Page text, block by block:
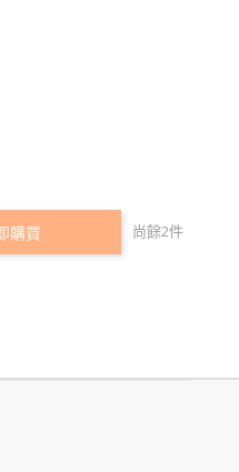
購買 尚餘2件